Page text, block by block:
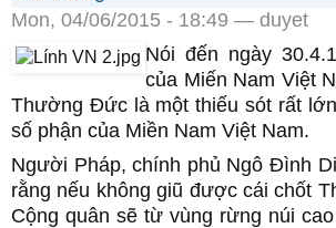
Mon, 04/06/2015 - 18:49 — duyet
Nói đến ngày
của Miến Nam Việt
Thường Đức là một thiếu sót rất
số phận của Miền Nam Việt Nam.
Người Pháp, chính phủ Ngô Đình
rằng nếu không giũ được cái chốt
Cộng quân sẽ từ vùng rừng núi